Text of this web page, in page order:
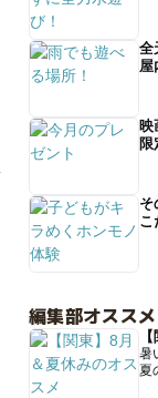
全
屋
映
そ
こ
編集部オスス
暑
夏